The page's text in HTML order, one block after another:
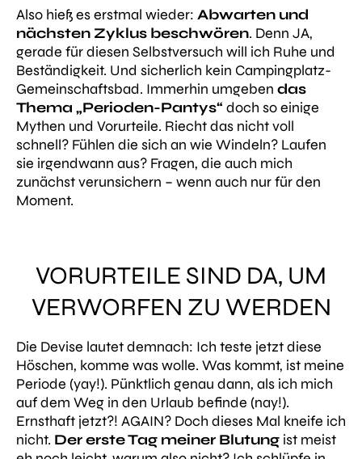
Also hieß es erstmal wieder: Abwarten und
nächsten Zyklus beschwören. Denn JA,
gerade für diesen Selbstversuch will ich Ruhe und
Beständigkeit. Und sicherlich kein Campingplatz-
Gemeinschaftsbad. Immerhin umgeben das
Thema „Perioden-Pantys“ doch so einige
Mythen und Vorurteile. Riecht das nicht voll
schnell? Fühlen die sich an wie Windeln? Laufen
sie irgendwann aus? Fragen, die auch mich
zunächst verunsichern – wenn auch nur für den
Moment.
VORURTEILE SIND DA, UM
VERWORFEN ZU WERDEN
Die Devise lautet demnach: Ich teste jetzt diese
Höschen, komme was wolle. Was kommt, ist meine
Periode (yay!). Pünktlich genau dann, als ich mich
auf dem Weg in den Urlaub befinde (nay!).
Ernsthaft jetzt?! AGAIN? Doch dieses Mal kneife ich
nicht. Der erste Tag meiner Blutung ist meist